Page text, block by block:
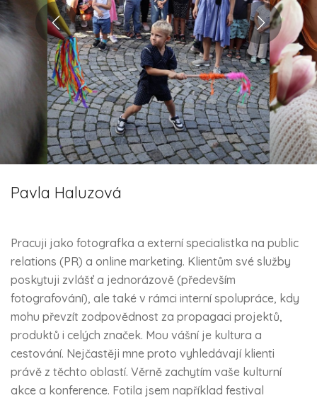
Pavla Haluzová
Pracuji jako fotografka a externí specialistka na public
relations (PR) a online marketing. Klientům své služby
poskytuji zvlášť a jednorázově (především
fotografování), ale také v rámci interní spolupráce, kdy
mohu převzít zodpovědnost za propagaci projektů,
produktů i celých značek. Mou vášní je kultura a
cestování. Nejčastěji mne proto vyhledávají klienti
právě z těchto oblastí. Věrně zachytím vaše kulturní
akce a konference. Fotila jsem například festival